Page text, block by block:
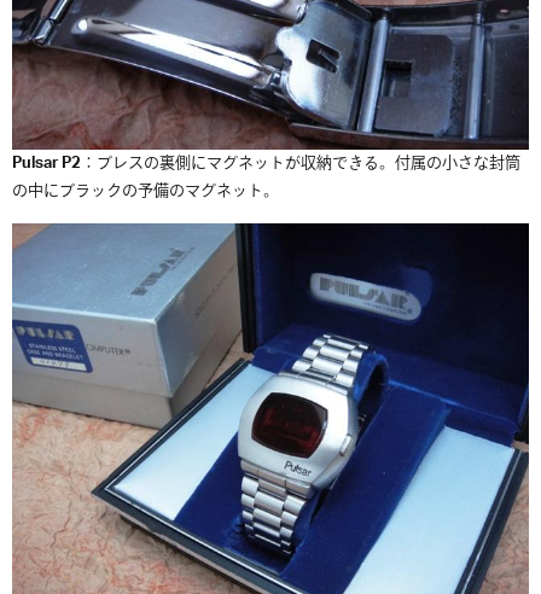
Pulsar P2 ：ブレスの裏側にマグネットが収納できる。付属の小さな封筒
の中にブラックの予備のマグネット。